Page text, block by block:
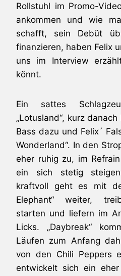
Rollstuhl im Promo-
ankommen und wie
schafft, sein Debüt
finanzieren, haben Felix
uns im Interview
könnt.
Ein sattes
„Lotusland“, kurz
Bass dazu und Felix´
Wonderland“. In den
eher ruhig zu, im
ein sich stetig
kraftvoll geht es mit
Elephant“ weiter,
starten und liefern im
Licks. „Daybreak“
Läufen zum Anfang
von den Chili Peppers
entwickelt sich ein